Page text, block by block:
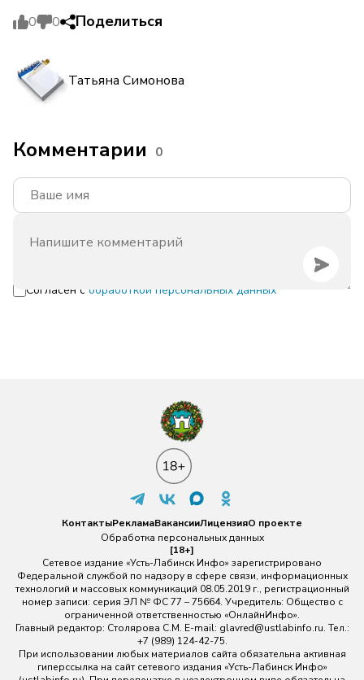
0 0 Поделиться
Татьяна Симонова
Комментарии 0
Согласен с обработкой персональных данных
КонтактыРекламаВакансииЛицензияО проекте
Обработка персональных данных
[18+]
Сетевое издание «Усть-Лабинск Инфо» зарегистрировано
Федеральной службой по надзору в сфере связи, информационных
технологий и массовых коммуникаций 08.05.2019 г., регистрационный
номер записи: серия ЭЛ № ФС 77 – 75664. Учредитель: Общество с
ограниченной ответственностью «ОнлайнИнфо».
Главный редактор: Столярова С.М. E-mail: glavred@ustlabinfo.ru. Тел.:
+7 (989) 124-42-75.
При использовании любых материалов сайта обязательна активная
гиперссылка на сайт сетевого издания «Усть-Лабинск Инфо»